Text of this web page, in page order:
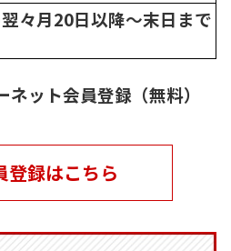
々月20日以降～末日まで
ット会員登録（無料）
登録はこちら